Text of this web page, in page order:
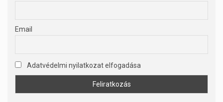
Email
Adatvédelmi nyilatkozat elfogadása